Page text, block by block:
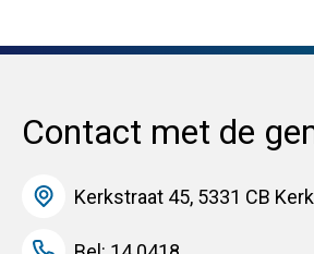
Contact met de
Kerkstraat 45, 5331 CB